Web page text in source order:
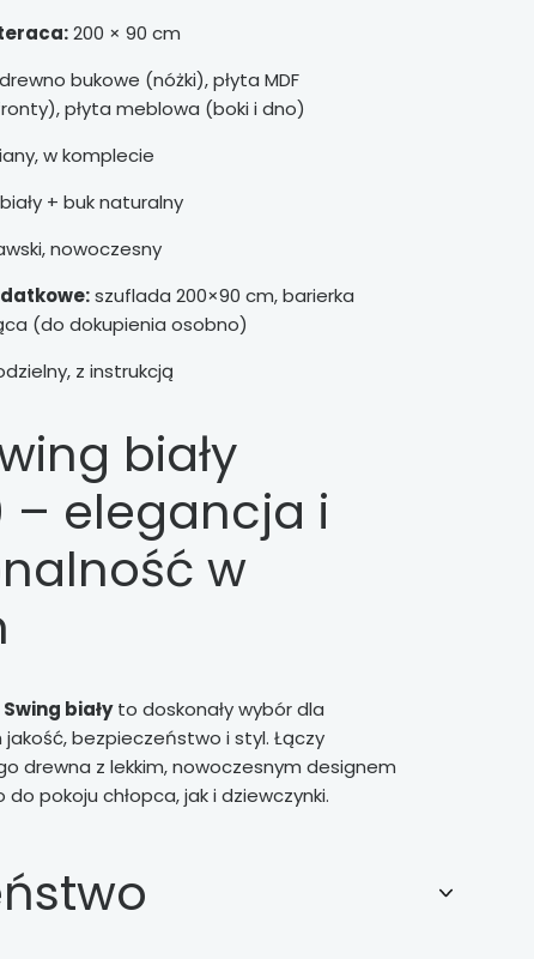
200 × 90 cm
bukowe (nóżki), płyta MDF
płyta meblowa (boki i dno)
w komplecie
+ buk naturalny
nowoczesny
szuflada 200×90 cm, barierka
(do dokupienia osobno)
z instrukcją
biały
– elegancja i
w
Swing białyto doskonały wybór dla
bezpieczeństwo i styl. Łączy
drewna z lekkim, nowoczesnym designem
pokoju chłopca, jak i dziewczynki.